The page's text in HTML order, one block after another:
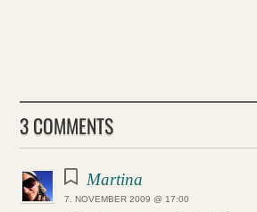
3 COMMENTS
Martina
7. NOVEMBER 2009 @ 17:00